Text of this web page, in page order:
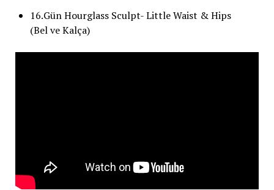
16.Gün Hourglass Sculpt- Little Waist & Hips
(Bel ve Kalça)